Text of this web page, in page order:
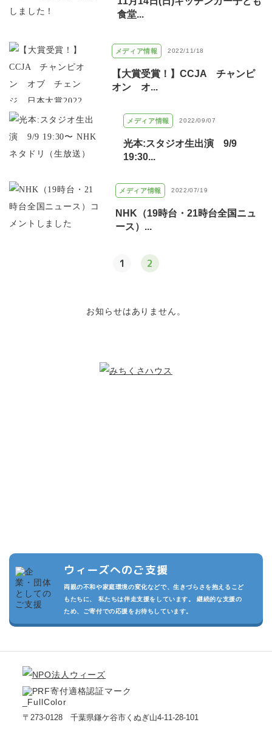
食堂...
メディア情報 2022/11/18
【大賞受賞！】CCJA チャンピ
オン オ...
メディア情報 2022/09/07
光本:スタジオ生出演 9/9
19:30...
メディア情報 2022/07/19
NHK（19時台・21時台全国ニュ
ース）...
1 2
お知らせはありません。
ウィーズへのご支援
両親の不和や家庭環境の変化などで、生きづらさを抱えるこど
もたちに、 私たちは伴走支援をしています。 継続的な支援の
ため、ご寄付での応援をお待ちしています。
〒273-0128 千葉県鎌ケ谷市くぬぎ山4-11-28-101